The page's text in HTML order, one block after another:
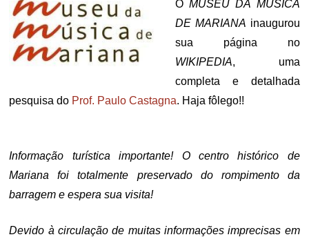
OMUSEU DA MÚSICA
DE MARIANA inaugurou
sua página no
WIKIPEDIA, uma
completa e detalhada
pesquisa do Prof. Paulo Castagna. Haja fôlego!!
Informação turística importante! O centro histórico de
Mariana foi totalmente preservado do rompimento da
barragem e espera sua visita!
Devido à circulação de muitas informações imprecisas em